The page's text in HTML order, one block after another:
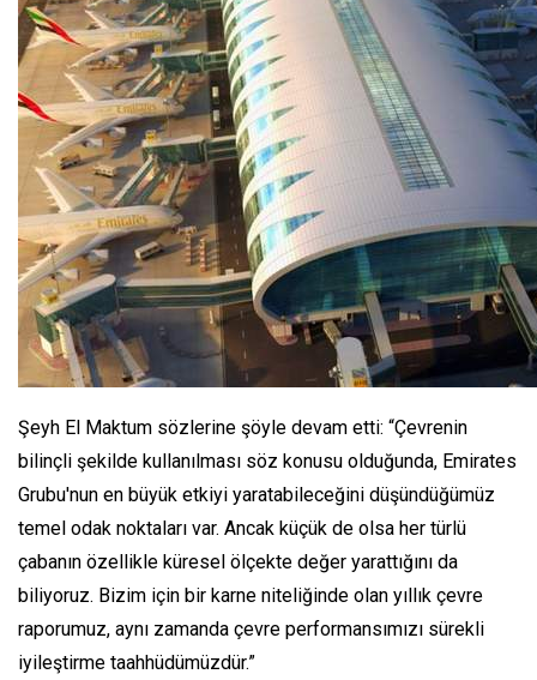
Şeyh El Maktum sözlerine şöyle devam etti: “Çevrenin
bilinçli şekilde kullanılması söz konusu olduğunda, Emirates
Grubu'nun en büyük etkiyi yaratabileceğini düşündüğümüz
temel odak noktaları var. Ancak küçük de olsa her türlü
çabanın özellikle küresel ölçekte değer yarattığını da
biliyoruz. Bizim için bir karne niteliğinde olan yıllık çevre
raporumuz, aynı zamanda çevre performansımızı sürekli
iyileştirme taahhüdümüzdür.”